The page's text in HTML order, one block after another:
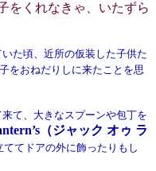
ゃ、いたずら
た頃、近所の仮装した子供た
をおねだりしに来たことを思
て、大きなスプーンや包丁を
（ジャック オゥ ラ
てドアの外に飾ったりもし